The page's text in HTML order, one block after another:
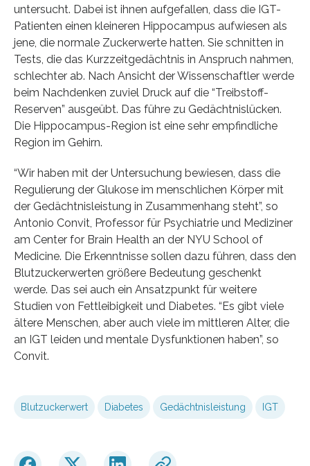
untersucht. Dabei ist ihnen aufgefallen, dass die IGT-
Patienten einen kleineren Hippocampus aufwiesen als
jene, die normale Zuckerwerte hatten. Sie schnitten in
Tests, die das Kurzzeitgedächtnis in Anspruch nahmen,
schlechter ab. Nach Ansicht der Wissenschaftler werde
beim Nachdenken zuviel Druck auf die “Treibstoff-
Reserven” ausgeübt. Das führe zu Gedächtnislücken.
Die Hippocampus-Region ist eine sehr empfindliche
Region im Gehirn.
“Wir haben mit der Untersuchung bewiesen, dass die
Regulierung der Glukose im menschlichen Körper mit
der Gedächtnisleistung in Zusammenhang steht”, so
Antonio Convit, Professor für Psychiatrie und Mediziner
am Center for Brain Health an der NYU School of
Medicine. Die Erkenntnisse sollen dazu führen, dass den
Blutzuckerwerten größere Bedeutung geschenkt
werde. Das sei auch ein Ansatzpunkt für weitere
Studien von Fettleibigkeit und Diabetes. “Es gibt viele
ältere Menschen, aber auch viele im mittleren Alter, die
an IGT leiden und mentale Dysfunktionen haben”, so
Convit.
Blutzuckerwert Diabetes Gedächtnisleistung IGT